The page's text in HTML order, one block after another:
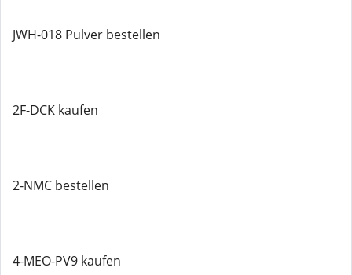
JWH-018 Pulver bestellen
2F-DCK kaufen
2-NMC bestellen
4-MEO-PV9 kaufen